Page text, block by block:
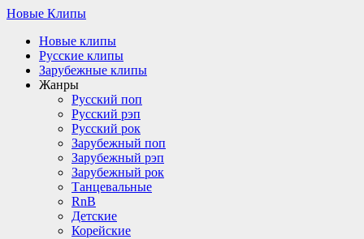
Новые Клипы
Новые клипы
Русские клипы
Зарубежные клипы
Жанры
Русский поп
Русский рэп
Русский рок
Зарубежный поп
Зарубежный рэп
Зарубежный рок
Танцевальные
RnB
Детские
Корейские